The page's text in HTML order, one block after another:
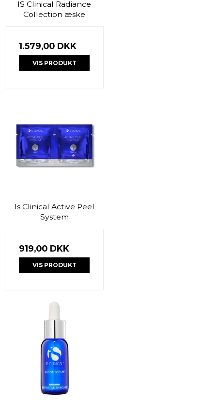
IS Clinical Radiance
Collection æske
1.579,00 DKK
VIS PRODUKT
Is Clinical Active Peel
System
919,00 DKK
VIS PRODUKT